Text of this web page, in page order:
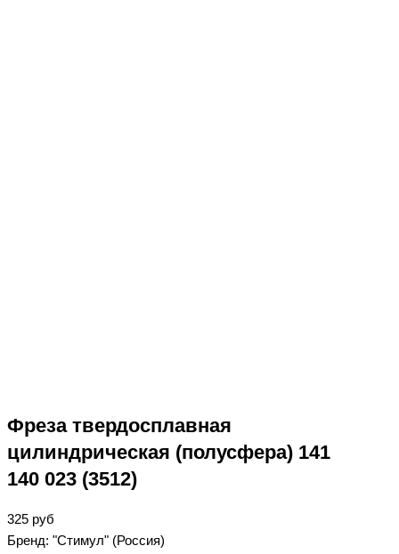
Фреза твердосплавная
цилиндрическая (полусфера) 141
140 023 (3512)
325 руб
Бренд: "Стимул" (Россия)